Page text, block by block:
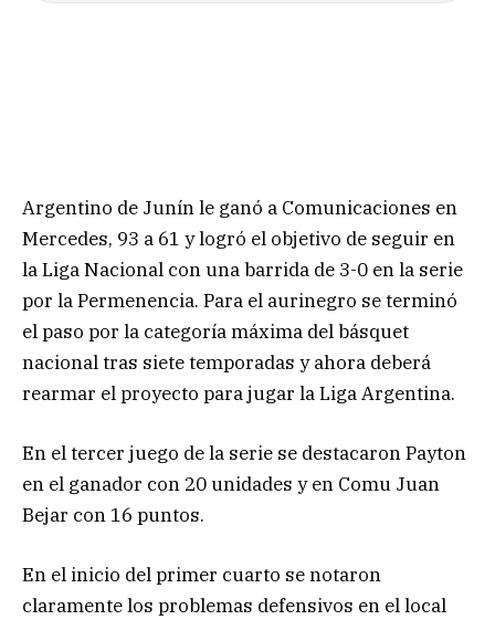
Argentino de Junín le ganó a Comunicaciones en
Mercedes, 93 a 61 y logró el objetivo de seguir en
la Liga Nacional con una barrida de 3-0 en la serie
por la Permenencia. Para el aurinegro se terminó
el paso por la categoría máxima del básquet
nacional tras siete temporadas y ahora deberá
rearmar el proyecto para jugar la Liga Argentina.
En el tercer juego de la serie se destacaron Payton
en el ganador con 20 unidades y en Comu Juan
Bejar con 16 puntos.
En el inicio del primer cuarto se notaron
claramente los problemas defensivos en el local